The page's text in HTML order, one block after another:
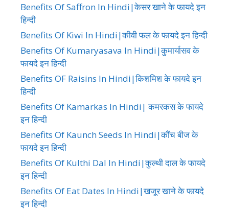
Benefits Of Saffron In Hindi|केसर खाने के फायदे इन
हिन्दी
Benefits Of Kiwi In Hindi|कीवी फल के फायदे इन हिन्दी
Benefits Of Kumaryasava In Hindi|कुमार्यासव के
फायदे इन हिन्दी
Benefits OF Raisins In Hindi|किशमिश के फायदे इन
हिन्दी
Benefits Of Kamarkas In Hindi| कमरकस के फायदे
इन हिन्दी
Benefits Of Kaunch Seeds In Hindi|कौंच बीज के
फायदे इन हिन्दी
Benefits Of Kulthi Dal In Hindi|कुल्थी दाल के फायदे
इन हिन्दी
Benefits Of Eat Dates In Hindi|खजूर खाने के फायदे
इन हिन्दी